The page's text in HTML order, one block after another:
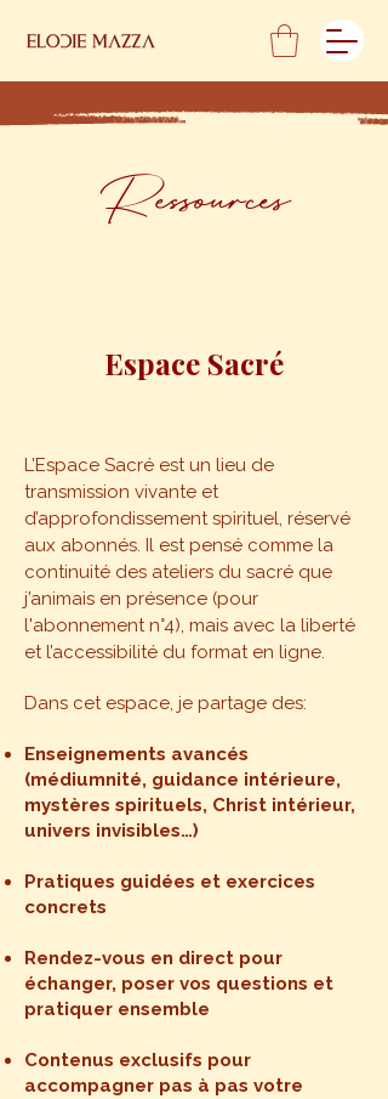
Ressources
Espace Sacré
L’Espace Sacré est un lieu de
transmission vivante et
d’approfondissement spirituel, réservé
aux abonnés. Il est pensé comme la
continuité des ateliers du sacré que
j’animais en présence (pour
l'abonnement n°4), mais avec la liberté
et l’accessibilité du format en ligne.
Dans cet espace, je partage des:
Enseignements avancés
(médiumnité, guidance intérieure,
mystères spirituels, Christ intérieur,
univers invisibles…)
Pratiques guidées et exercices
concrets
Rendez-vous en direct pour
échanger, poser vos questions et
pratiquer ensemble
Contenus exclusifs pour
accompagner pas à pas votre